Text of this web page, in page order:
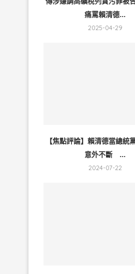
痛罵賴清德...
2025-04-29
【焦點評論】賴清德當總統
意外不斷 ...
2024-07-22